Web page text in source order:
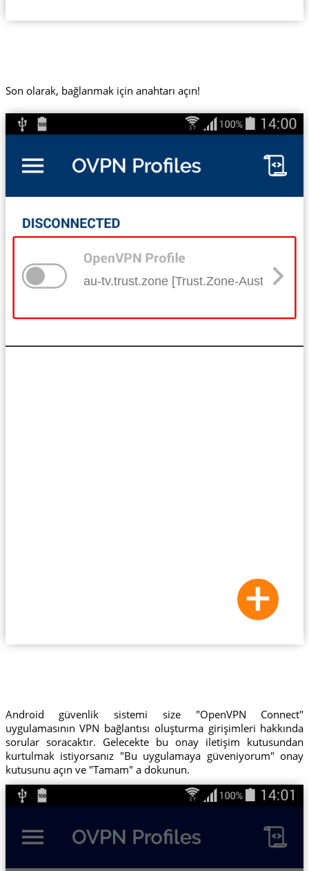
Son olarak, bağlanmak için anahtarı açın!
au-tv.trust.zone [Trust.Zone-Australia-
Android güvenlik sistemi size "OpenVPN Connect"
uygulamasının VPN bağlantısı oluşturma girişimleri hakkında
sorular soracaktır. Gelecekte bu onay iletişim kutusundan
kurtulmak istiyorsanız "Bu uygulamaya güveniyorum" onay
kutusunu açın ve "Tamam" a dokunun.